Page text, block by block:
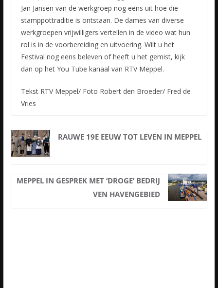
Jan Jansen van de werkgroep nog eens uit hoe die
stamppottraditie is ontstaan. De dames van diverse
werkgroepen vrijwilligers vertellen in de video wat hun
rol is in de voorbereiding en uitvoering. Wilt u het
Festival nog eens beleven of heeft u het gemist, kijk
dan op het You Tube kanaal van RTV Meppel.
Tekst RTV Meppel/ Foto Robert den Broeder/ Fred de
Vries
RAUWE 19E EEUW TOT LEVEN IN MEPPEL
MEPPEL IN GESPREK MET ‘DROGE’ BEDRIJ
VEN HAVENGEBIED